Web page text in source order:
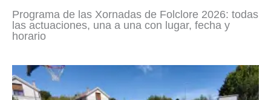
Programa de las Xornadas de Folclore 2026: todas
las actuaciones, una a una con lugar, fecha y
horario